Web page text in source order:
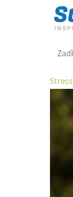
zadbaj o siebie
ciało i fitness
wolność od